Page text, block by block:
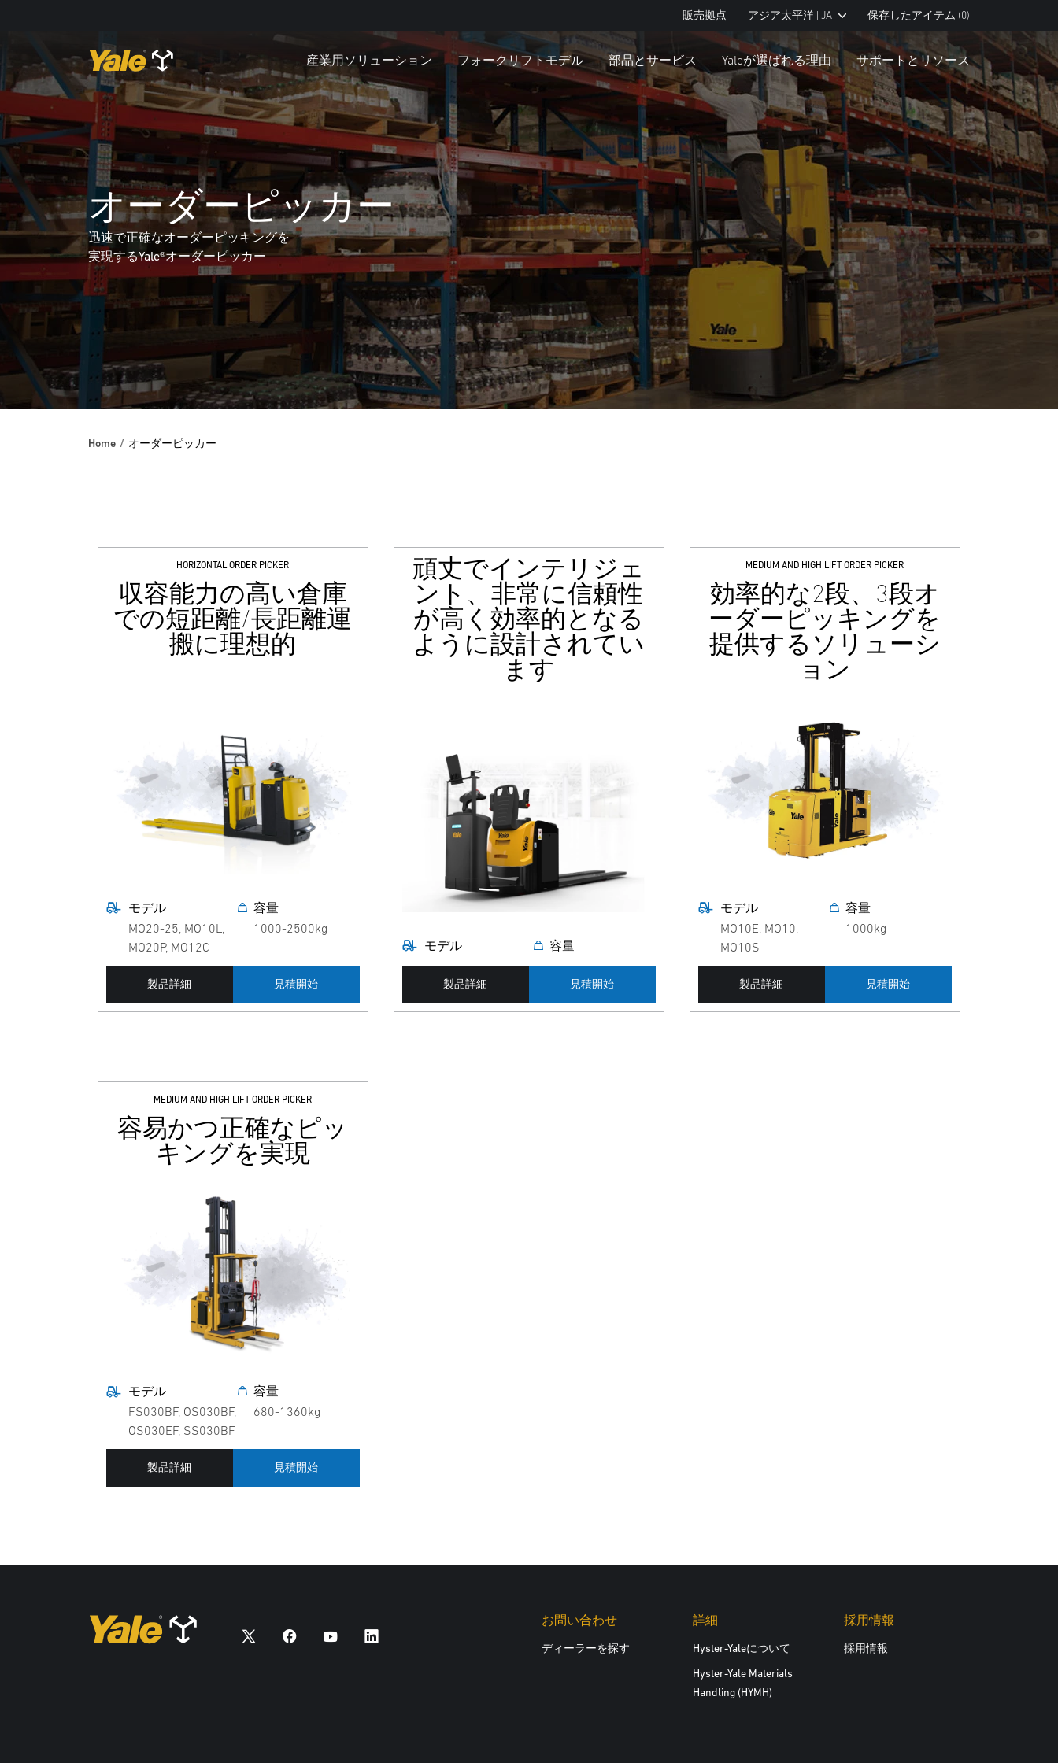
販売拠点 アジア太平洋 | JA 保存したアイテム (0)
産業用ソリューション フォークリフトモデル 部品とサービス Yaleが選ばれる理由 サポートとリソース
オーダーピッカー
迅速で正確なオーダーピッキングを
実現するYale®オーダーピッカー
Home オーダーピッカー
HORIZONTAL ORDER PICKER
収容能力の高い倉庫
での短距離/長距離運
搬に理想的
モデル
MO20-25, MO10L,
MO20P, MO12C
容量
1000-2500kg
製品詳細 見積開始
頑丈でインテリジェ
ント、非常に信頼性
が高く効率的となる
ように設計されてい
ます
モデル 容量
製品詳細 見積開始
MEDIUM AND HIGH LIFT ORDER PICKER
効率的な2段、3段オ
ーダーピッキングを
提供するソリューシ
ョン
モデル
MO10E, MO10,
MO10S
容量
1000kg
製品詳細 見積開始
MEDIUM AND HIGH LIFT ORDER PICKER
容易かつ正確なピッ
キングを実現
モデル
FS030BF, OS030BF,
OS030EF, SS030BF
容量
680-1360kg
製品詳細 見積開始
お問い合わせ
ディーラーを探す
詳細
Hyster-Yaleについて
Hyster-Yale Materials
Handling (HYMH)
採用情報
採用情報